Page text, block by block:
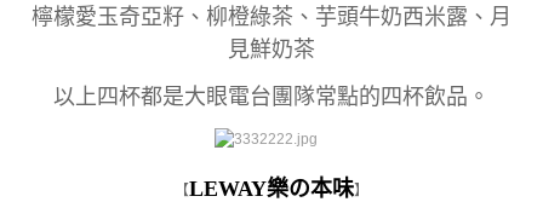
檸檬愛玉奇亞籽、柳橙綠茶、芋頭牛奶西米露、月
見鮮奶茶
以上四杯都是大眼電台團隊常點的四杯飲品。
【LEWAY樂の本味】